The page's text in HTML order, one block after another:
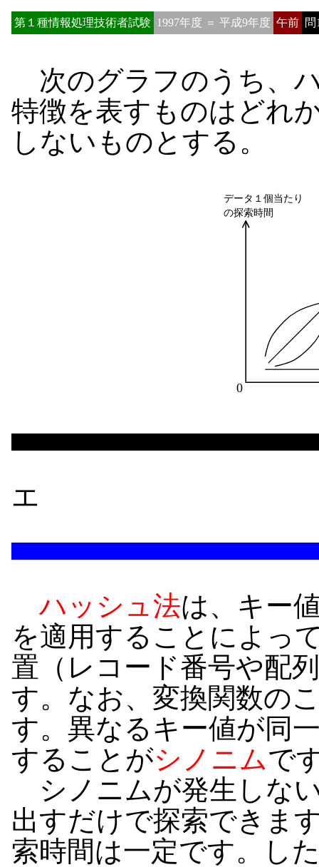
第１種情報処理技術者試験 1997年度 ＝ 平成9年度 午前 問
次のグラフのうち、
特徴を表すものはどれ
しないものとする。
エ
ハッシュ法は、キー
を適用することによっ
置（レコード番号や配
す。なお、変換関数の
す。異なるキー値が同
することがシノニムで
シノニムが発生しな
出すだけで探索できま
索時間は一定です。し